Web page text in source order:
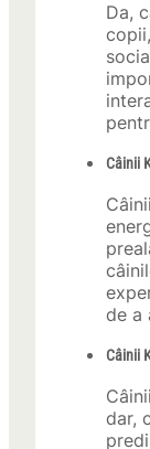
Da,
Câinii
de a
Câinii
dar,